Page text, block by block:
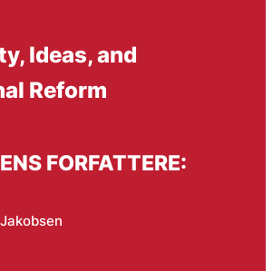
Ideas, and
Reform
FORFATTERE: